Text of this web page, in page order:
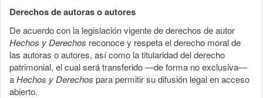
Derechos de autoras o autores
De acuerdo con la legislación vigente de derechos de autor
Hechos y Derechos reconoce y respeta el derecho moral de
las autoras o autores, así como la titularidad del derecho
patrimonial, el cual será transferido —de forma no exclusiva—
aHechos y Derechos para permitir su difusión legal en acceso
abierto.